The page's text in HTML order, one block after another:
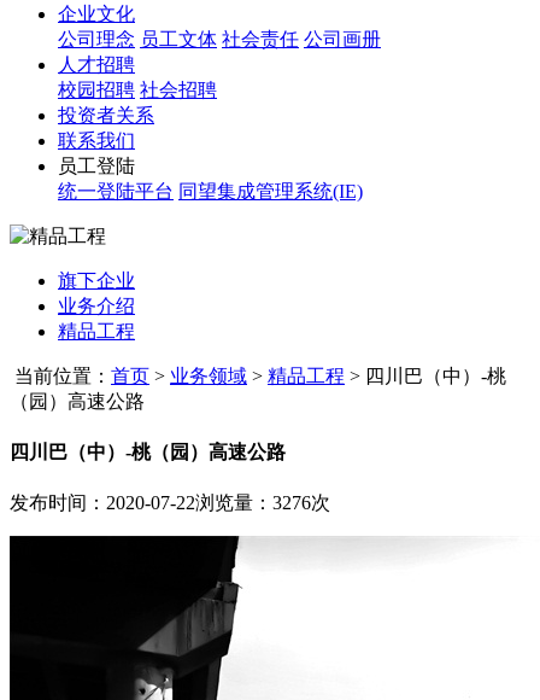
企业文化
公司理念 员工文体 社会责任 公司画册
人才招聘
校园招聘 社会招聘
投资者关系
联系我们
员工登陆
统一登陆平台 同望集成管理系统(IE)
旗下企业
业务介绍
精品工程
当前位置： 首页 > 业务领域 > 精品工程 > 四川巴（中）-桃
（园）高速公路
四川巴（中）-桃（园）高速公路
发布时间：2020-07-22浏览量：3276次